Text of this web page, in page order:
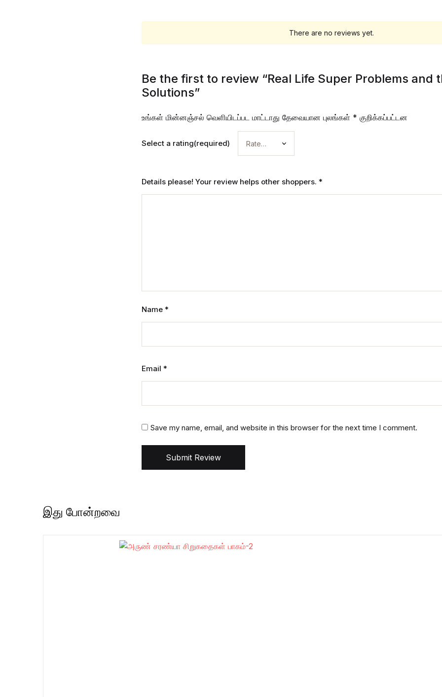
There are no reviews yet.
Be the first to review “Real Life Super Problems and
Solutions”
உங்கள் மின்னஞ்சல் வெளியிடப்பட மாட்டாது தேவையான புலங்கள் * குறிக்கப்பட்டன
Select a rating(required)
Details please! Your review helps other shoppers. *
Name *
Email *
Save my name, email, and website in this browser for the next time I comment.
Submit Review
இது போன்றவை